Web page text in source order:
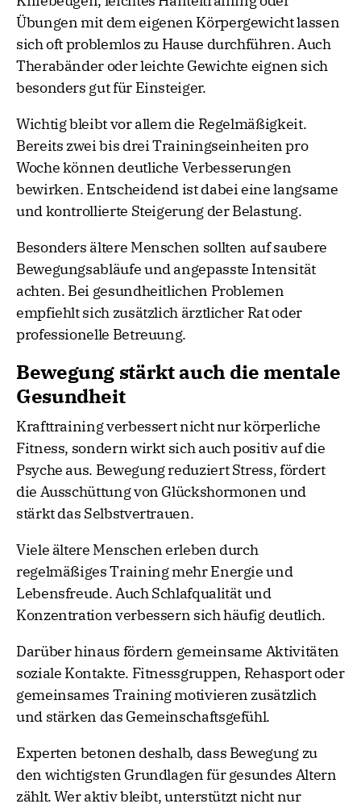
Übungen mit dem eigenen Körpergewicht lassen
sich oft problemlos zu Hause durchführen. Auch
Therabänder oder leichte Gewichte eignen sich
besonders gut für Einsteiger.
Wichtig bleibt vor allem die Regelmäßigkeit.
Bereits zwei bis drei Trainingseinheiten pro
Woche können deutliche Verbesserungen
bewirken. Entscheidend ist dabei eine langsame
und kontrollierte Steigerung der Belastung.
Besonders ältere Menschen sollten auf saubere
Bewegungsabläufe und angepasste Intensität
achten. Bei gesundheitlichen Problemen
empfiehlt sich zusätzlich ärztlicher Rat oder
professionelle Betreuung.
Bewegung stärkt auch die mentale
Gesundheit
Krafttraining verbessert nicht nur körperliche
Fitness, sondern wirkt sich auch positiv auf die
Psyche aus. Bewegung reduziert Stress, fördert
die Ausschüttung von Glückshormonen und
stärkt das Selbstvertrauen.
Viele ältere Menschen erleben durch
regelmäßiges Training mehr Energie und
Lebensfreude. Auch Schlafqualität und
Konzentration verbessern sich häufig deutlich.
Darüber hinaus fördern gemeinsame Aktivitäten
soziale Kontakte. Fitnessgruppen, Rehasport oder
gemeinsames Training motivieren zusätzlich
und stärken das Gemeinschaftsgefühl.
Experten betonen deshalb, dass Bewegung zu
den wichtigsten Grundlagen für gesundes Altern
zählt. Wer aktiv bleibt, unterstützt nicht nur